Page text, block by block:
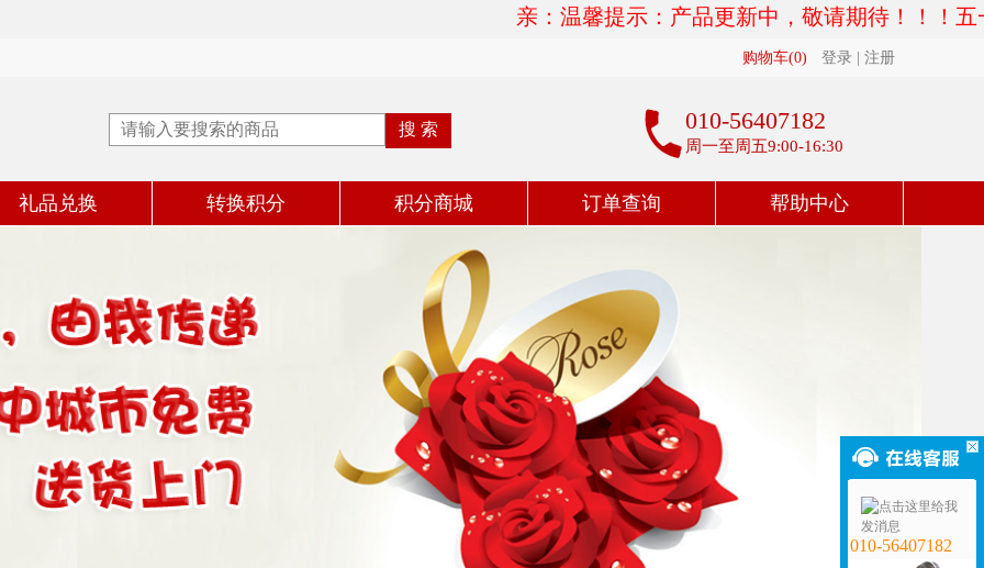
亲：温馨提示：产品更新中，敬请期待！！！五
登录 注册
购物车(0)
010-56407182
周一至周五9:00-16:30
礼品兑换 转换积分 积分商城 订单查询 帮助中心
010-56407182